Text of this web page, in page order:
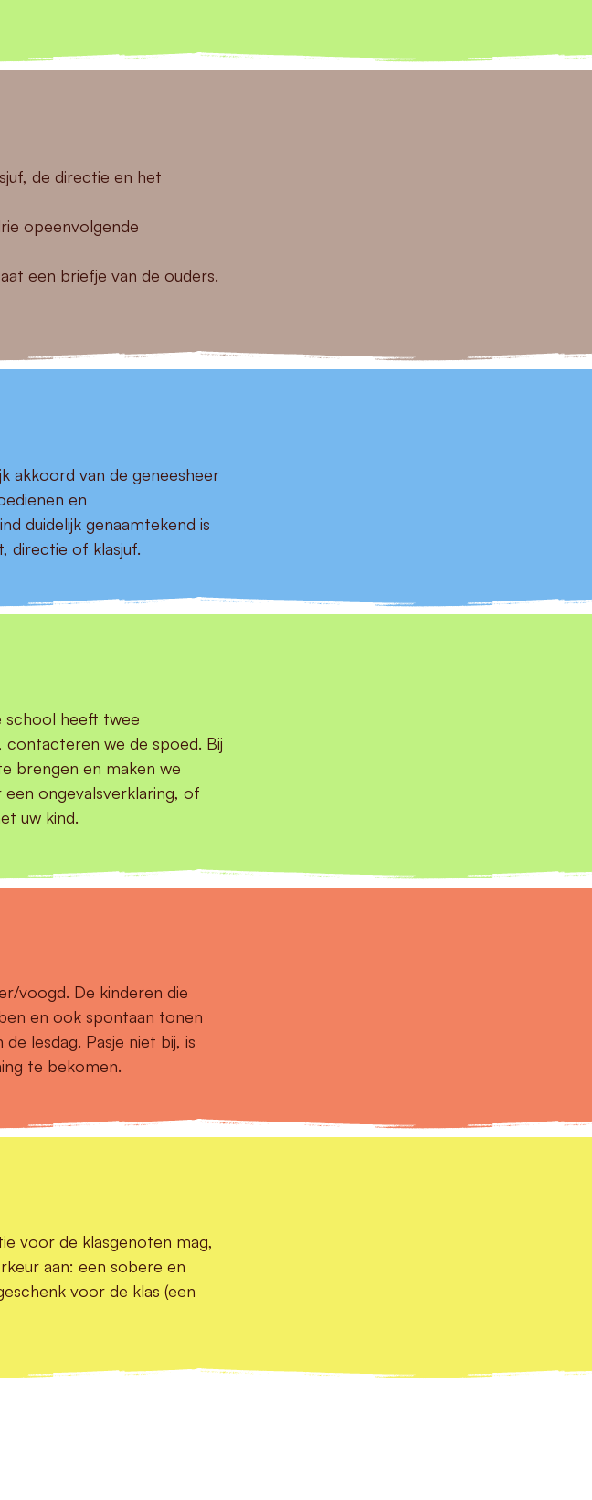
de directie en het
opeenvolgende
een briefje van de ouders.
akkoord van de geneesheer
en
duidelijk genaamtekend is
directie of klasjuf.
school heeft twee
we de spoed. Bij
brengen en maken we
ongevalsverklaring, of
uw kind.
voogd. De kinderen die
en ook spontaan tonen
lesdag. Pasje niet bij, is
te bekomen.
voor de klasgenoten mag,
aan: een sobere en
voor de klas (een